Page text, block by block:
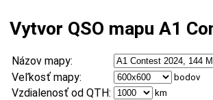
Vytvor QSO mapu A1
Názov mapy:
Veľkosť mapy:
bodov
Vzdialenosť od QTH: km